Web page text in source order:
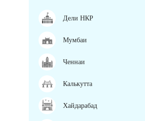
Дели НКР
Мумбаи
Ченнаи
Калькутта
Хайдарабад